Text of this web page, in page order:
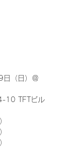
（日）＠
10 TFTビル